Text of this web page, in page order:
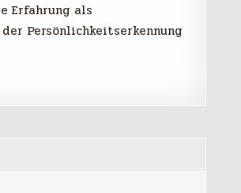
Erfahrung als
Persönlichkeitserkennung